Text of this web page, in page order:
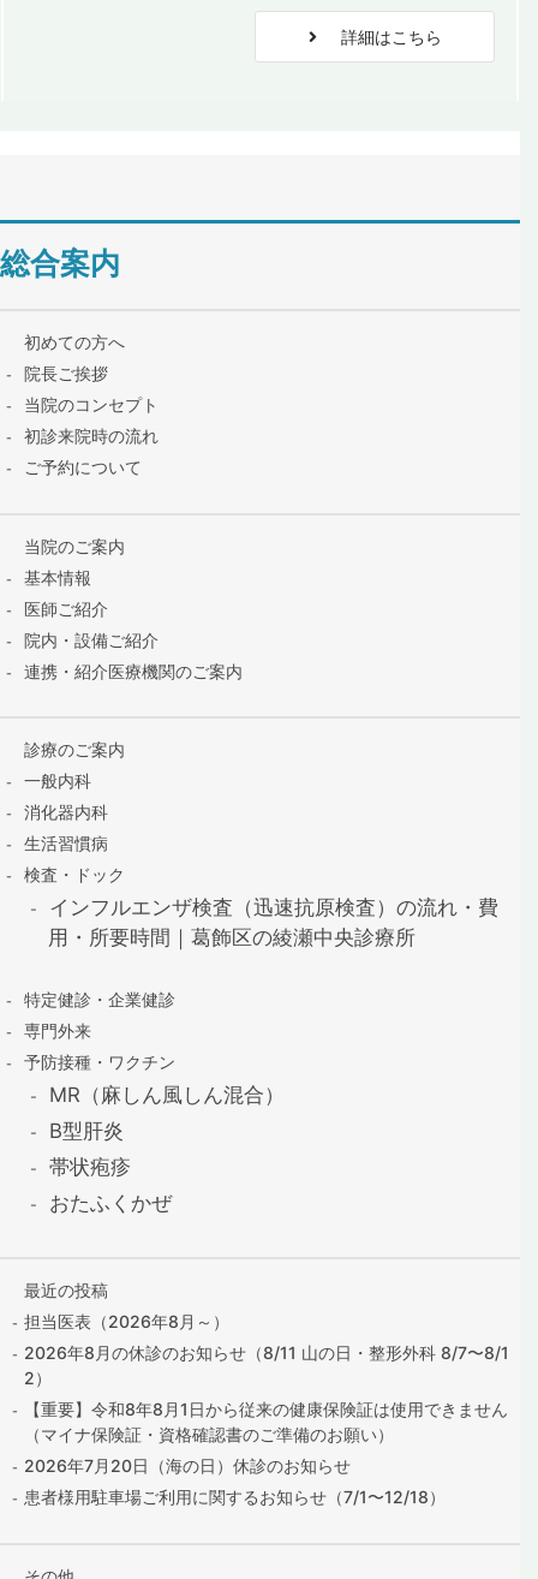
詳細はこちら
総合案内
初めての方へ
院長ご挨拶
当院のコンセプト
初診来院時の流れ
ご予約について
当院のご案内
基本情報
医師ご紹介
院内・設備ご紹介
連携・紹介医療機関のご案内
診療のご案内
一般内科
消化器内科
生活習慣病
検査・ドック
インフルエンザ検査（迅速抗原検査）の流れ・費
用・所要時間｜葛飾区の綾瀬中央診療所
特定健診・企業健診
専門外来
予防接種・ワクチン
MR（麻しん風しん混合）
B型肝炎
帯状疱疹
おたふくかぜ
最近の投稿
担当医表（2026年8月～）
2026年8月の休診のお知らせ（8/11 山の日・整形外科 8/7〜8/1
2）
【重要】令和8年8月1日から従来の健康保険証は使用できません
（マイナ保険証・資格確認書のご準備のお願い）
2026年7月20日（海の日）休診のお知らせ
患者様用駐車場ご利用に関するお知らせ（7/1〜12/18）